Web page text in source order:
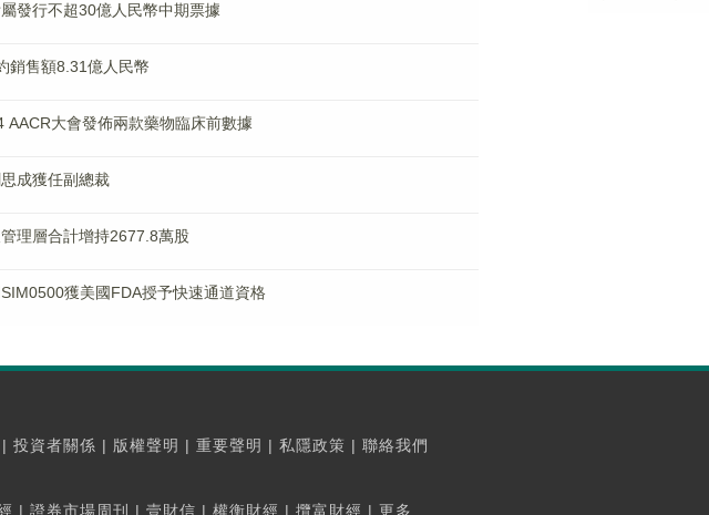
發行不超30億人民幣中期票據
銷售額8.31億人民幣
AACR大會發佈兩款藥物臨床前數據
成獲任副總裁
理層合計增持2677.8萬股
獲美國FDA授予快速通道資格
| 投資者關係 | 版權聲明 | 重要聲明 | 私隱政策 | 聯絡我們
| 證券市場周刊 | 壹財信 | 權衡財經 | 攬富財經 | 更多...